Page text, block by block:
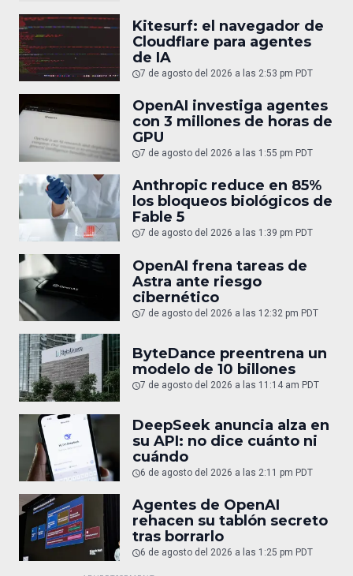
Kitesurf: el navegador de
Cloudflare para agentes
de IA
7 de agosto del 2026 a las 2:53 pm PDT
OpenAI investiga agentes
con 3 millones de horas de
GPU
7 de agosto del 2026 a las 1:55 pm PDT
Anthropic reduce en 85%
los bloqueos biológicos de
Fable 5
7 de agosto del 2026 a las 1:39 pm PDT
OpenAI frena tareas de
Astra ante riesgo
cibernético
7 de agosto del 2026 a las 12:32 pm PDT
ByteDance preentrena un
modelo de 10 billones
7 de agosto del 2026 a las 11:14 am PDT
DeepSeek anuncia alza en
su API: no dice cuánto ni
cuándo
6 de agosto del 2026 a las 2:11 pm PDT
Agentes de OpenAI
rehacen su tablón secreto
tras borrarlo
6 de agosto del 2026 a las 1:25 pm PDT